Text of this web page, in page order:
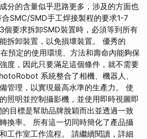
分的含量似乎思路更多，涉及的方面也
SMC/SMD手工焊接製程的要求1-7
個要求拆卸SMD裝置時，必須等到所有
拆卸裝置，以免損壞裝置。 優秀的
預定的使用環境、方法和壽命內能夠保
度，因此只要滿足這個條件，就不需要
系統整合了相機、機器人、
管理，以實現最高水準的生產力。 使
照明並控制攝影機，並使用即時視圖即
目標是幫助品牌脫穎而出並透過一致
換率。 所有這一切同時簡化了產品攝
工作室工作流程。 請繼續閱讀，詳細